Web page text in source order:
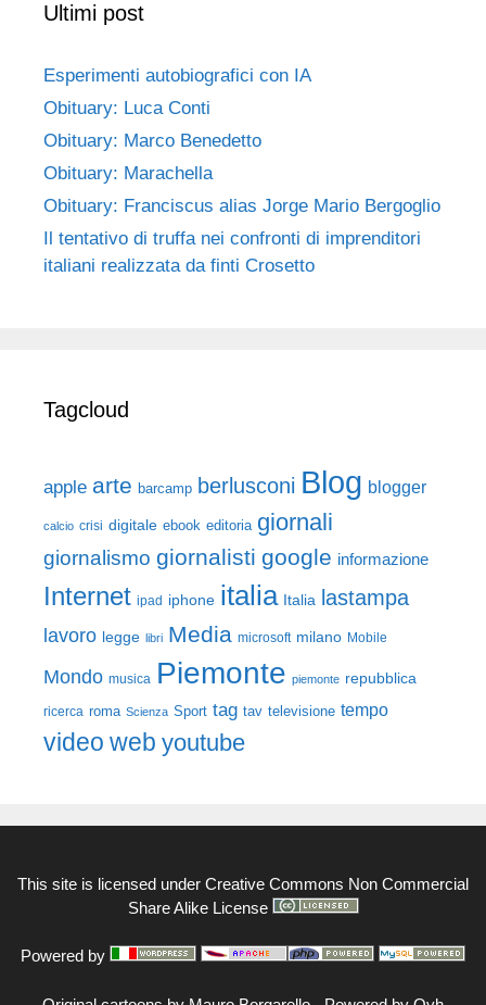
Ultimi post
Esperimenti autobiografici con IA
Obituary: Luca Conti
Obituary: Marco Benedetto
Obituary: Marachella
Obituary: Franciscus alias Jorge Mario Bergoglio
Il tentativo di truffa nei confronti di imprenditori
italiani realizzata da finti Crosetto
Tagcloud
apple arte barcamp berlusconi Blog blogger
calcio crisi digitale ebook editoria giornali
giornalismo giornalisti google informazione
Internet ipad iphone italia Italia lastampa
lavoro legge libri Media microsoft milano Mobile
Mondo musica Piemonte piemonte repubblica
ricerca roma Scienza Sport tag tav televisione tempo
video web youtube
This site is licensed under Creative Commons Non Commercial
Share Alike License
Powered by